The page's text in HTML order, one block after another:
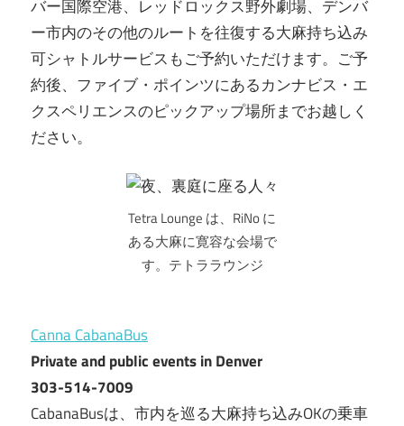
バー国際空港、レッドロックス野外劇場、デンバ
ー市内のその他のルートを往復する大麻持ち込み
可シャトルサービスもご予約いただけます。ご予
約後、ファイブ・ポインツにあるカンナビス・エ
クスペリエンスのピックアップ場所までお越しく
ださい。
Tetra Lounge は、RiNo に
ある大麻に寛容な会場で
す。テトララウンジ
Canna CabanaBus
Private and public events in Denver
303-514-7009
CabanaBusは、市内を巡る大麻持ち込みOKの乗車